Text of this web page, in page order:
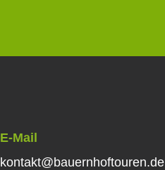
E-Mail
kontakt@bauernhoftouren.de